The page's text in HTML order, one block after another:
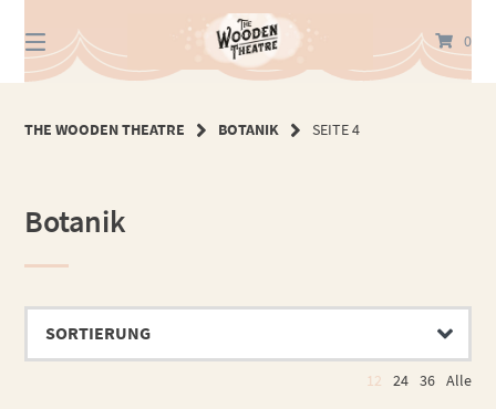
zum
Inhalt
0
THE WOODEN THEATRE BOTANIK SEITE 4
Botanik
12 24 36 Alle